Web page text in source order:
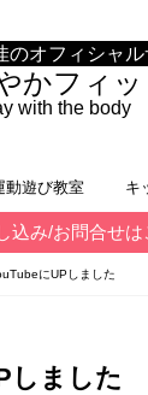
のオフィシャル
かフィッ
with the body
動遊び教室 キ
込み/お問合せは
にUPしました
しました